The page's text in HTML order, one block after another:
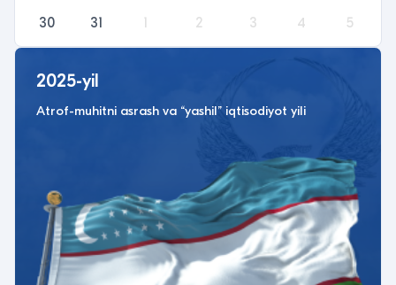
30
31 2 3 4 5
2025-yil
Atrof-muhitni asrash va “yashil” iqtisodiyot yili